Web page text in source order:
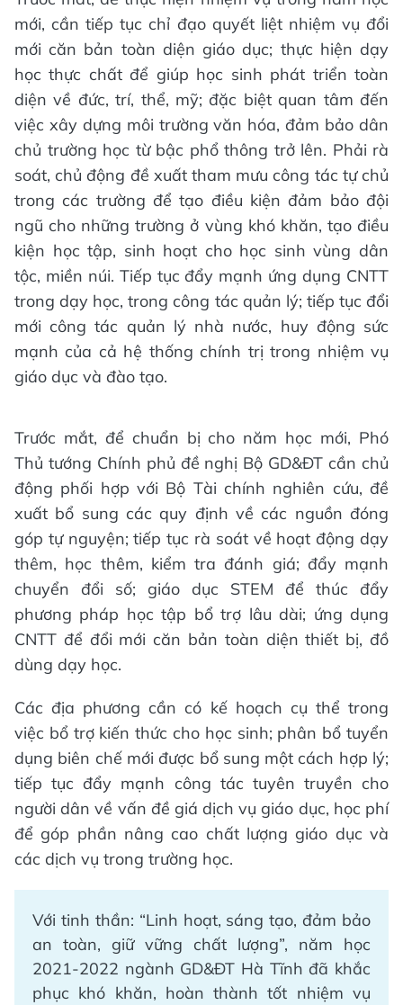
mới, cần tiếp tục chỉ đạo quyết liệt nhiệm vụ đổi
mới căn bản toàn diện giáo dục; thực hiện dạy
học thực chất để giúp học sinh phát triển toàn
diện về đức, trí, thể, mỹ; đặc biệt quan tâm đến
việc xây dựng môi trường văn hóa, đảm bảo dân
chủ trường học từ bậc phổ thông trở lên. Phải rà
soát, chủ động đề xuất tham mưu công tác tự chủ
trong các trường để tạo điều kiện đảm bảo đội
ngũ cho những trường ở vùng khó khăn, tạo điều
kiện học tập, sinh hoạt cho học sinh vùng dân
tộc, miền núi. Tiếp tục đẩy mạnh ứng dụng CNTT
trong dạy học, trong công tác quản lý; tiếp tục đổi
mới công tác quản lý nhà nước, huy động sức
mạnh của cả hệ thống chính trị trong nhiệm vụ
giáo dục và đào tạo.
Trước mắt, để chuẩn bị cho năm học mới, Phó
Thủ tướng Chính phủ đề nghị Bộ GD&ĐT cần chủ
động phối hợp với Bộ Tài chính nghiên cứu, đề
xuất bổ sung các quy định về các nguồn đóng
góp tự nguyện; tiếp tục rà soát về hoạt động dạy
thêm, học thêm, kiểm tra đánh giá; đẩy mạnh
chuyển đổi số; giáo dục STEM để thúc đẩy
phương pháp học tập bổ trợ lâu dài; ứng dụng
CNTT để đổi mới căn bản toàn diện thiết bị, đồ
dùng dạy học.
Các địa phương cần có kế hoạch cụ thể trong
việc bổ trợ kiến thức cho học sinh; phân bổ tuyển
dụng biên chế mới được bổ sung một cách hợp lý;
tiếp tục đẩy mạnh công tác tuyên truyền cho
người dân về vấn đề giá dịch vụ giáo dục, học phí
để góp phần nâng cao chất lượng giáo dục và
các dịch vụ trong trường học.
Với tinh thần: “Linh hoạt, sáng tạo, đảm bảo
an toàn, giữ vững chất lượng”, năm học
2021-2022 ngành GD&ĐT Hà Tĩnh đã khắc
phục khó khăn, hoàn thành tốt nhiệm vụ